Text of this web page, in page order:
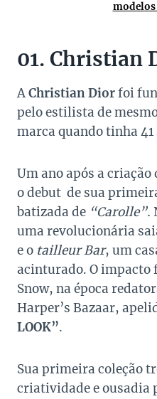
modelos
01. Christian
AChristian Diorfoi
pelo estilista de
marca quando tinha 41
Um ano após a
o debut de sua
batizada de “Carolle”.
uma revolucionária
e o tailleur Bar, um
acinturado. O impacto
Snow, na época
Harper’s Bazaar,
LOOK”.
Sua primeira coleção
criatividade e ousadia